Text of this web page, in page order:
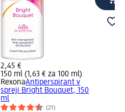
2,45 €
150 ml (1,63 € za 100 ml)
RexonaAntiperspirant v
spreji Bright Bouquet, 150
ml
(21)